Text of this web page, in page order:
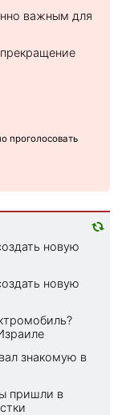
важным для
проголосовать
новую
новую
знакомую в
пришли в